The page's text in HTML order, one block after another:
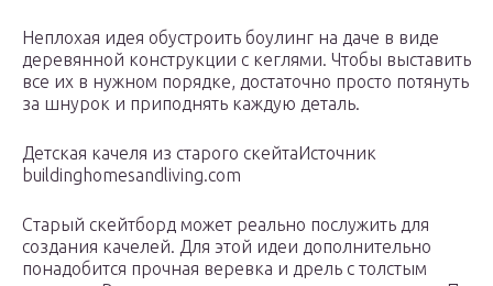
Неплохая идея обустроить боулинг на даче в виде
деревянной конструкции с кеглями. Чтобы выставить
все их в нужном порядке, достаточно просто потянуть
за шнурок и приподнять каждую деталь.
Детская качеля из старого скейтаИсточник
buildinghomesandliving.com
Старый скейтборд может реально послужить для
создания качелей. Для этой идеи дополнительно
понадобится прочная веревка и дрель с толстым